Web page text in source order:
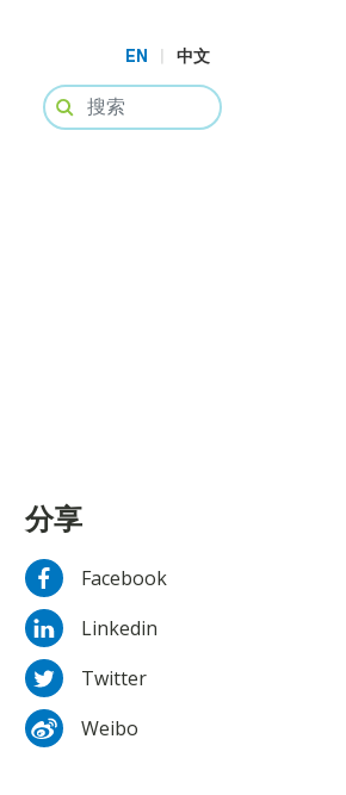
EN 中文
分享
Facebook
Linkedin
Twitter
Weibo